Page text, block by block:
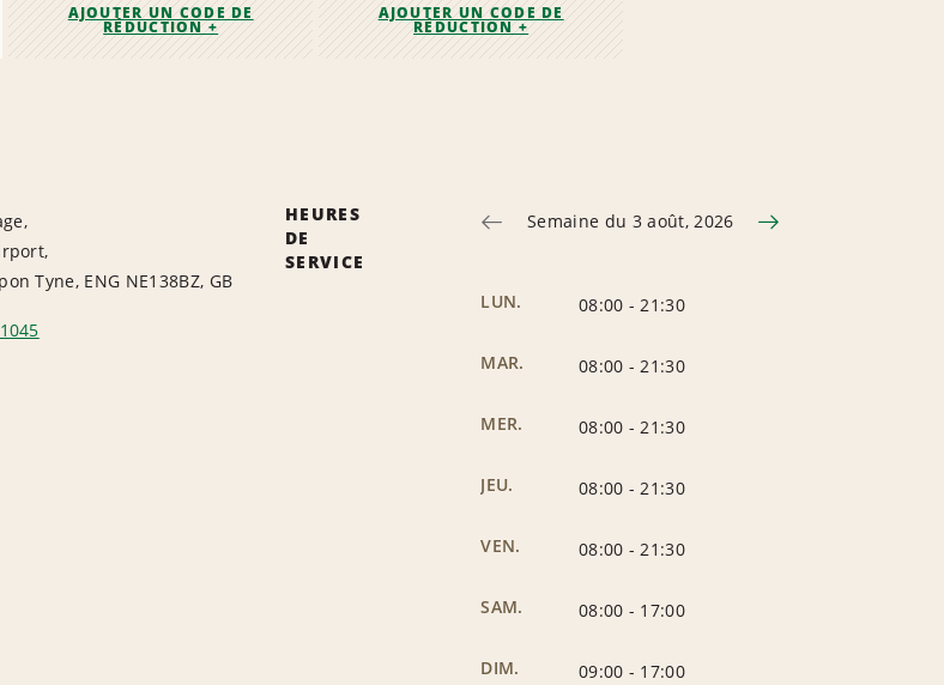
AJOUTER UN CODE DE
RÉDUCTION +
AJOUTER UN CODE DE
RÉDUCTION +
Tyne, ENG NE138BZ, GB
HEURES
DE
SERVICE
Semaine du 3 août, 2026
LUN. 08:00 -21:30
MAR. 08:00 -21:30
MER. 08:00 -21:30
JEU. 08:00 -21:30
VEN. 08:00 -21:30
SAM. 08:00 - 17:00
DIM. 09:00 - 17:00